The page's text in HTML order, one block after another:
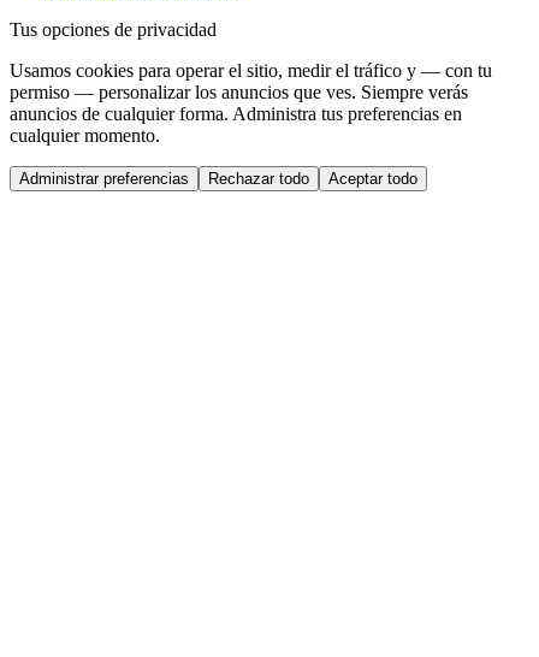
Tus opciones de privacidad
Usamos cookies para operar el sitio, medir el tráfico y — con tu
permiso — personalizar los anuncios que ves. Siempre verás
anuncios de cualquier forma. Administra tus preferencias en
cualquier momento.
Administrar preferencias Rechazar todo Aceptar todo